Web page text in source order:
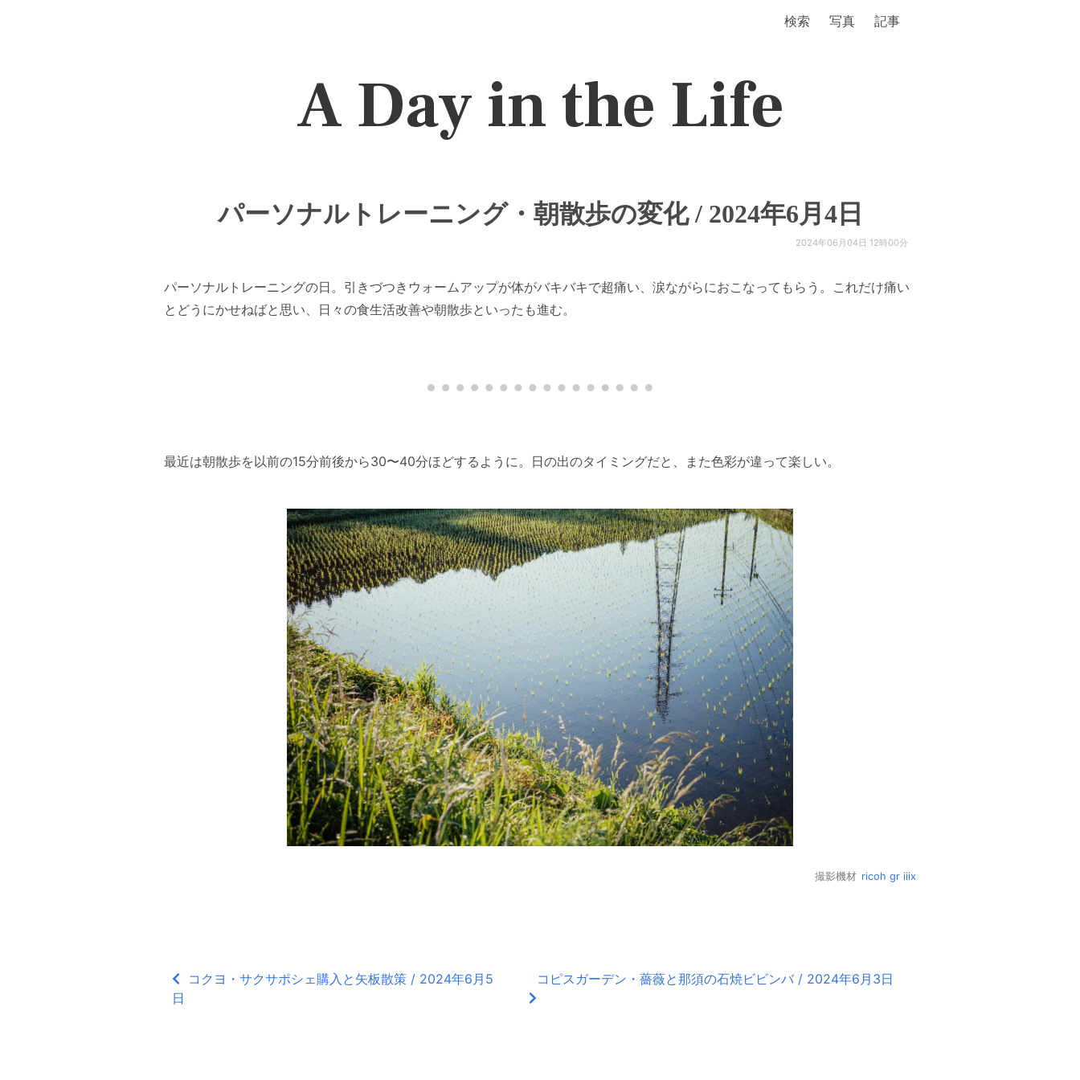
検索 写真 記事
A Day in the Life
パーソナルトレーニング・朝散歩の変化 / 2024年6月4日
2024年06月04日 12時00分
パーソナルトレーニングの日。引きづつきウォームアップが体がバキバキで超痛い、涙ながらにおこなってもらう。これだけ痛い
とどうにかせねばと思い、日々の食生活改善や朝散歩といったも進む。
最近は朝散歩を以前の15分前後から30〜40分ほどするように。日の出のタイミングだと、また色彩が違って楽しい。
撮影機材 ricoh gr iiix
コクヨ・サクサポシェ購入と矢板散策 / 2024年6月5
日
コピスガーデン・薔薇と那須の石焼ビビンバ / 2024年6月3日